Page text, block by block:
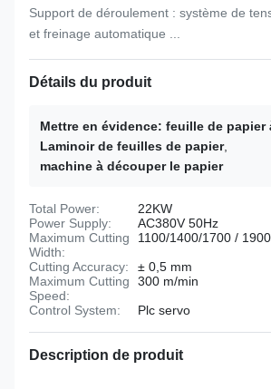
Support de déroulement : système de
et freinage automatique ...
Détails du produit
Mettre en évidence: feuille de papier
Laminoir de feuilles de papier,
machine à découper le papier
Total Power:
22KW
Power Supply:
AC380V 50Hz
Maximum Cutting
Width:
1100/1400/1700 /
Cutting Accuracy:
± 0,5 mm
Maximum Cutting
Speed:
300 m/min
Control System:
Plc servo
Description de produit